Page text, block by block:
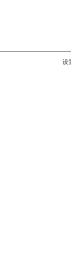
设